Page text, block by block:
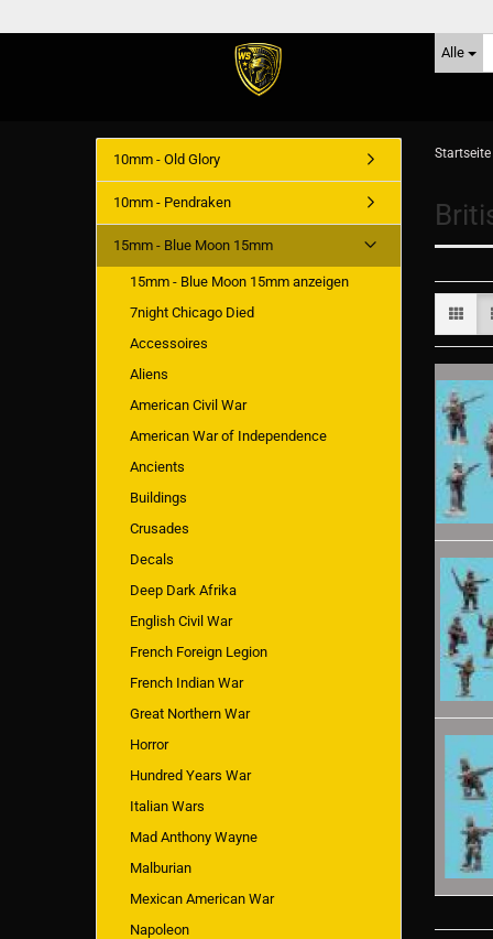
Alle
Startseite
10mm - Old Glory
10mm - Pendraken
15mm - Blue Moon 15mm
15mm - Blue Moon 15mm anzeigen
7night Chicago Died
Accessoires
Aliens
American Civil War
American War of Independence
Ancients
Buildings
Crusades
Decals
Deep Dark Afrika
English Civil War
French Foreign Legion
French Indian War
Great Northern War
Horror
Hundred Years War
Italian Wars
Mad Anthony Wayne
Malburian
Mexican American War
Napoleon